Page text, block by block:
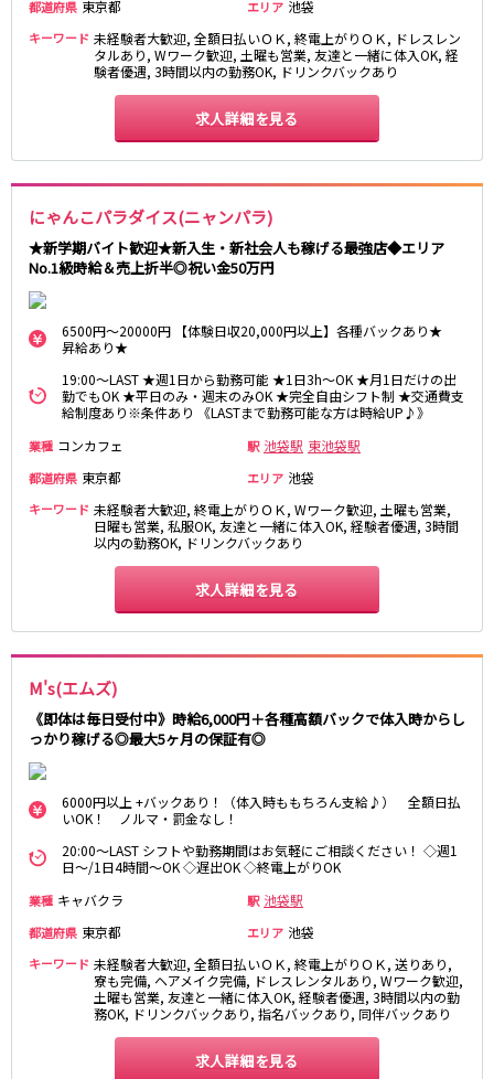
都道府県 東京都 エリア 池袋
キーワード 未経験者大歓迎, 全額日払いＯＫ, 終電上がりＯＫ, ドレスレン
タルあり, Wワーク歓迎, 土曜も営業, 友達と一緒に体入OK, 経
験者優遇, 3時間以内の勤務OK, ドリンクバックあり
求人詳細を見る
にゃんこパラダイス(ニャンパラ)
★新学期バイト歓迎★新入生・新社会人も稼げる最強店◆エリア
No.1級時給＆売上折半◎祝い金50万円
6500円～20000円 【体験日収20,000円以上】各種バックあり★
昇給あり★
19:00～LAST ★週1日から勤務可能 ★1日3h～OK ★月1日だけの出
勤でもOK ★平日のみ・週末のみOK ★完全自由シフト制 ★交通費支
給制度あり※条件あり 《LASTまで勤務可能な方は時給UP♪》
業種 コンカフェ 駅 池袋駅 東池袋駅
都道府県 東京都 エリア 池袋
キーワード 未経験者大歓迎, 終電上がりＯＫ, Wワーク歓迎, 土曜も営業,
日曜も営業, 私服OK, 友達と一緒に体入OK, 経験者優遇, 3時間
以内の勤務OK, ドリンクバックあり
求人詳細を見る
M's(エムズ)
《即体は毎日受付中》時給6,000円＋各種高額バックで体入時からし
っかり稼げる◎最大5ヶ月の保証有◎
6000円以上 +バックあり！（体入時ももちろん支給♪） 全額日払
いOK！ ノルマ・罰金なし！
20:00～LAST シフトや勤務期間はお気軽にご相談ください！ ◇週1
日～/1日4時間～OK ◇遅出OK ◇終電上がりOK
業種 キャバクラ 駅 池袋駅
都道府県 東京都 エリア 池袋
キーワード 未経験者大歓迎, 全額日払いＯＫ, 終電上がりＯＫ, 送りあり,
寮も完備, ヘアメイク完備, ドレスレンタルあり, Wワーク歓迎,
土曜も営業, 友達と一緒に体入OK, 経験者優遇, 3時間以内の勤
務OK, ドリンクバックあり, 指名バックあり, 同伴バックあり
求人詳細を見る
湯島駅
綾瀬駅
町屋駅
西日暮里駅
表参道駅
乃木坂駅
本八幡駅
住吉駅
新宿三丁目駅
岩本町駅
小川町駅
森下駅
瑞江駅
一之江駅
船堀駅
菊川駅
つくばエクスプレス
つくば駅
研究学園駅
浅草駅
守谷駅
三郷中央駅
八潮駅
東急大井町線
自由が丘駅
大井町駅
二子玉川駅
旗の台駅
京急本線
京急川崎駅
横浜駅
京急蒲田駅
品川駅
汐入駅
日ノ出町駅
京急鶴見駅
平和島駅
京王井の頭線
吉祥寺駅
渋谷駅
池ノ上駅
JR八高線(八王子～高麗川)
東飯能駅